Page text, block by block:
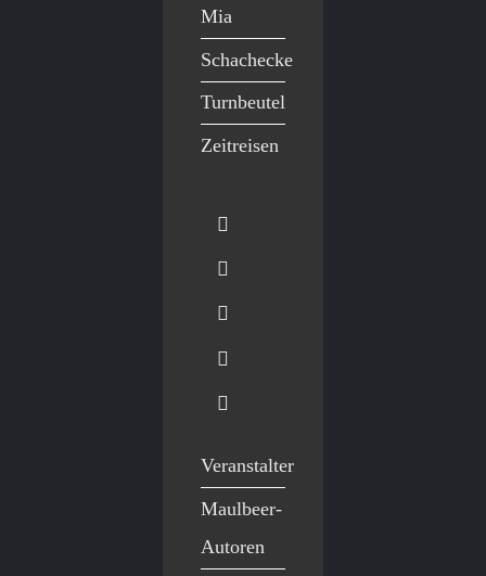
Mia
Schachecke
Turnbeutel
Zeitreisen
Veranstalter
Maulbeer-
Autoren